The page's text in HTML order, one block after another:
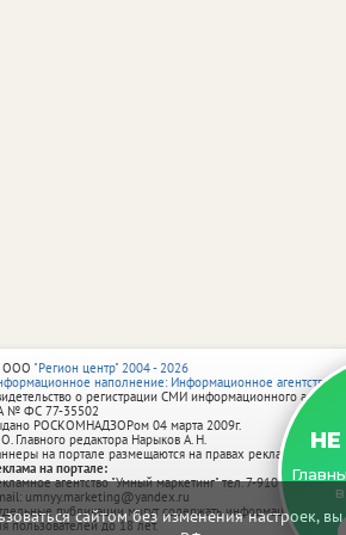
сайтом без изменения настроек, вы
"Регион центр" 2004 - 2026
наполнение: Информационное агентство
о регистрации СМИ информационного
№ ФС 77‑35502
РОСКОМНАДЗОРом 04 марта 2009г.
Главного редактора Нарыков А. Н.
на портале размещаются на правах рекламы.
на портале:
агентство "Умный маркетинг" тел. 7-910-267-70-40,
umnyy.marketing@yandex.ru
публикации могут содержать информацию, не
пользователей до 18 лет.